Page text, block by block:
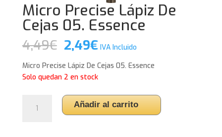
Micro Precise Lápiz De
Cejas 05. Essence
4,49€ El
precio
original
era:
4,49€.
2,49€El
actual
es:
2,49€.
IVA Incluido
Micro Precise Lápiz De Cejas 05. Essence
Solo quedan 2 en stock
Precise
Añadir al carrito